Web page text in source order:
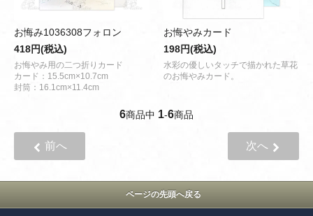
お悔み1036308フォロン
418円(税込)
お悔やみ用の二つ折りカード
カード：15.5cm×10.7cm
封筒：16.1cm×11.4cm
お悔やみカード
198円(税込)
水彩の優しいタッチで描かれた草花
のお悔やみカード。
6商品中 1-6商品
前へ 次へ
ページの先頭へ戻る